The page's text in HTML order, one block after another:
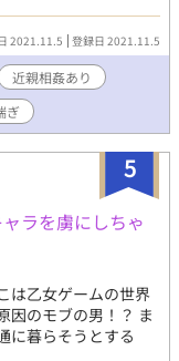
ベルズさんでも公開
2021.11.5 登録日 2021.11.5
近親相姦あり
ぎ
5
ラを虜にしちゃ
は乙女ゲームの世界
因のモブの男！？ ま
に暮らそうとする